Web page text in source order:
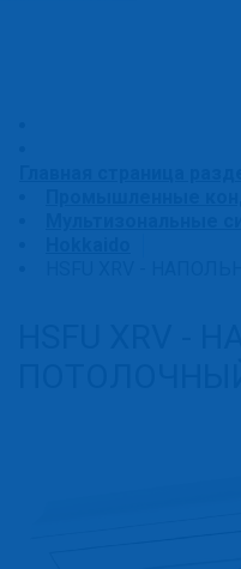
Главная страница
Промышленные
Мультизональные
HSFU XRV -
HSFU XRV